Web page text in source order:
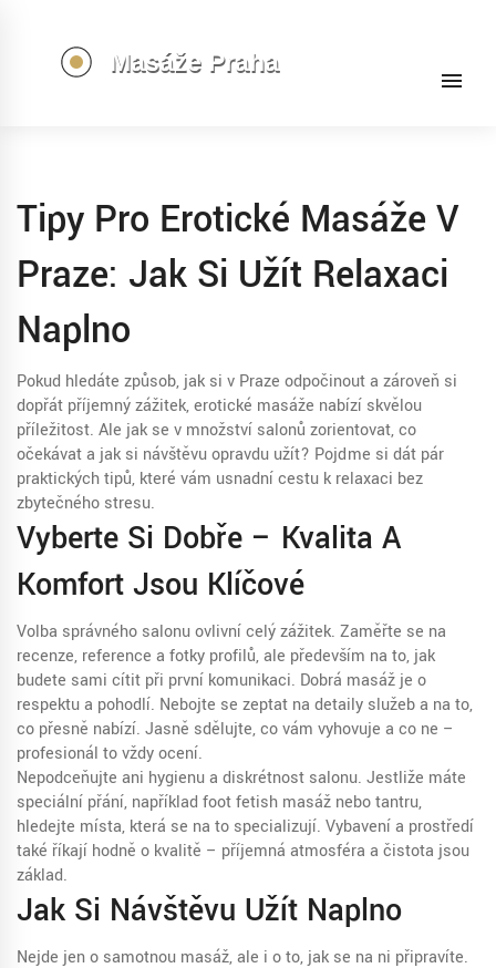
Tipy Pro Erotické Masáže V
Praze: Jak Si Užít Relaxaci
Naplno
Pokud hledáte způsob, jak si v Praze odpočinout a zároveň si
dopřát příjemný zážitek, erotické masáže nabízí skvělou
příležitost. Ale jak se v množství salonů zorientovat, co
očekávat a jak si návštěvu opravdu užít? Pojďme si dát pár
praktických tipů, které vám usnadní cestu k relaxaci bez
zbytečného stresu.
Vyberte Si Dobře – Kvalita A
Komfort Jsou Klíčové
Volba správného salonu ovlivní celý zážitek. Zaměřte se na
recenze, reference a fotky profilů, ale především na to, jak
budete sami cítit při první komunikaci. Dobrá masáž je o
respektu a pohodlí. Nebojte se zeptat na detaily služeb a na to,
co přesně nabízí. Jasně sdělujte, co vám vyhovuje a co ne –
profesionál to vždy ocení.
Nepodceňujte ani hygienu a diskrétnost salonu. Jestliže máte
speciální přání, například foot fetish masáž nebo tantru,
hledejte místa, která se na to specializují. Vybavení a prostředí
také říkají hodně o kvalitě – příjemná atmosféra a čistota jsou
základ.
Jak Si Návštěvu Užít Naplno
Nejde jen o samotnou masáž, ale i o to, jak se na ni připravíte.